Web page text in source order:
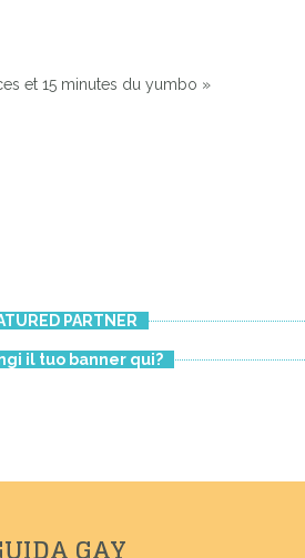
et 15 minutes du yumbo »
PARTNER
il tuo banner qui?